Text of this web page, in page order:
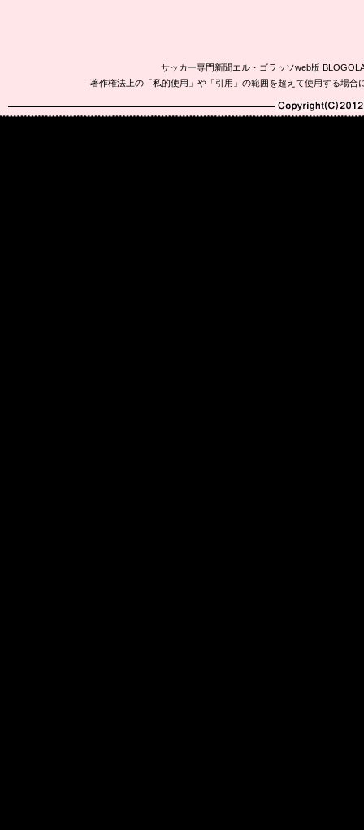
サッカー専門新聞エル・ゴラッソweb版
著作権法上の「私的使用」や「引用」の範囲を超えて使用する場
Copyright(C)2010-